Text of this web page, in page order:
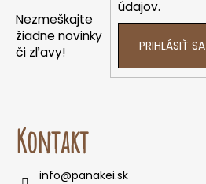
Nezmeškajte
žiadne novinky
či zľavy!
údajov.
PRIHLÁSIŤ SA
Kontakt
info@panakei.sk